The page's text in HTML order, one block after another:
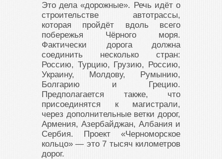
Это дела «дорожные». Речь идёт о
строительстве автотрассы,
которая пройдёт вдоль всего
побережья Чёрного моря.
Фактически дорога должна
соединить несколько стран:
Россию, Турцию, Грузию, Россию,
Украину, Молдову, Румынию,
Болгарию и Грецию.
Предполагается также, что
присоединятся к магистрали,
через дополнительные ветки дорог,
Армения, Азербайджан, Албания и
Сербия. Проект «Черноморское
кольцо» — это 7 тысяч километров
дорог.